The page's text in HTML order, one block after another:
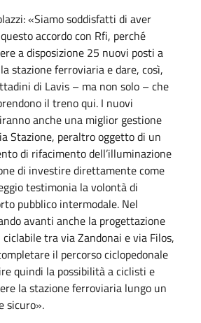
«Siamo soddisfatti di aver
accordo con Rfi, perché
a disposizione 25 nuovi posti a
stazione ferroviaria e dare, così,
di Lavis – ma non solo – che
il treno qui. I nuovi
anche una miglior gestione
Stazione, peraltro oggetto di un
di rifacimento dell’illuminazione
di investire direttamente come
testimonia la volontà di
pubblico intermodale. Nel
avanti anche la progettazione
tra via Zandonai e via Filos,
il percorso ciclopedonale
quindi la possibilità a ciclisti e
la stazione ferroviaria lungo un
sicuro».